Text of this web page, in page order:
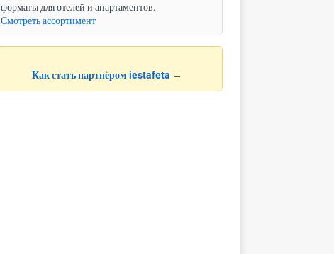
форматы для отелей и апартаментов.
Смотреть ассортимент
Как стать партнёром iestafeta →